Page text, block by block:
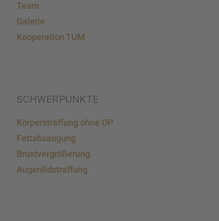
Team
Galerie
Koope­ra­tion TUM
SCHWER­PUNKTE
Körper­straf­fung ohne OP
Fettab­sau­gung
Brust­ver­grö­ße­rung
Augen­lid­s­traf­fung